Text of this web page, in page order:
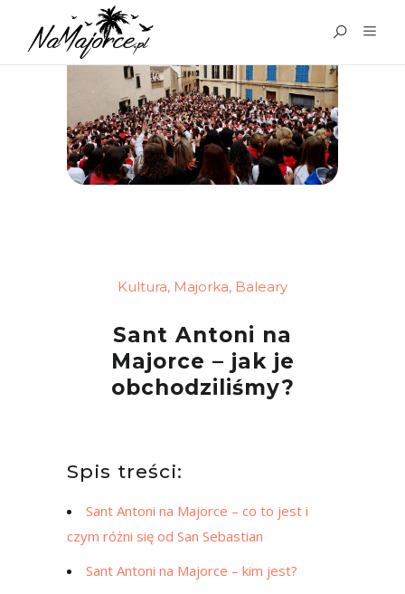
Kultura, Majorka, Baleary
Sant Antoni na
Majorce – jak je
obchodziliśmy?
Spis treści:
Sant Antoni na Majorce – co to jest i
czym różni się od San Sebastian
Sant Antoni na Majorce – kim jest?